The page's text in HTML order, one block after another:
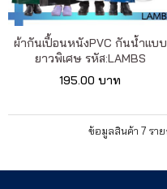
ผ้ากันเปื้อนหนังPVC กันน้ำแบบ
ยาวพิเศษ รหัส:LAMBS
195.00 บาท
ข้อมูลสินค้า 7 ราย